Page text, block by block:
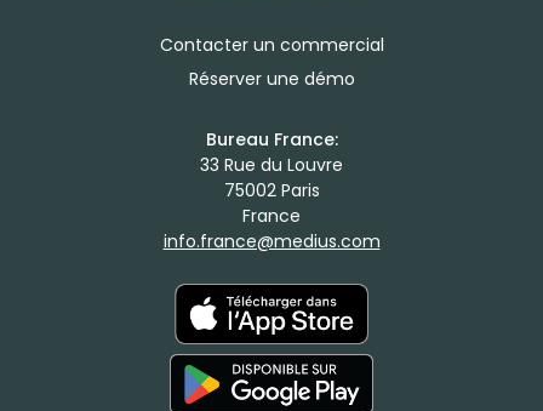
Contacter un commercial
Réserver une démo
Bureau France:
33 Rue du Louvre
75002 Paris
France
info.france@medius.com